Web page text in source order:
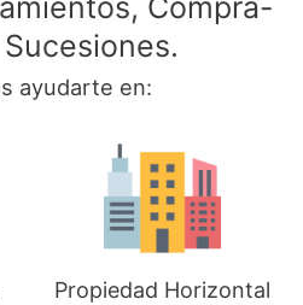
ayudarte en:
Propiedad Horizontal